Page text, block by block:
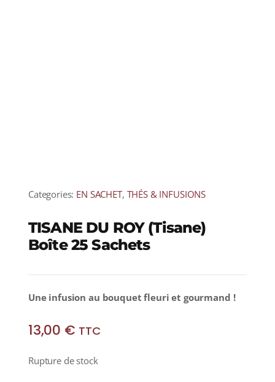
Categories: EN SACHET, THÉS & INFUSIONS
TISANE DU ROY (Tisane)
Boîte 25 Sachets
Une infusion au bouquet fleuri et gourmand !
13,00 € TTC
Rupture de stock